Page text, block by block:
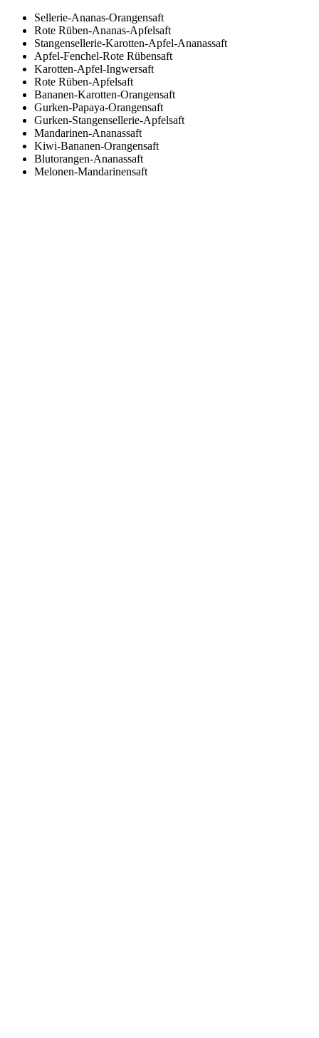
Sellerie-Ananas-Orangensaft
Rote Rüben-Ananas-Apfelsaft
Stangensellerie-Karotten-Apfel-Ananassaft
Apfel-Fenchel-Rote Rübensaft
Karotten-Apfel-Ingwersaft
Rote Rüben-Apfelsaft
Bananen-Karotten-Orangensaft
Gurken-Papaya-Orangensaft
Gurken-Stangensellerie-Apfelsaft
Mandarinen-Ananassaft
Kiwi-Bananen-Orangensaft
Blutorangen-Ananassaft
Melonen-Mandarinensaft